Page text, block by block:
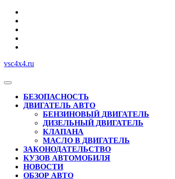
Перейти
содержимому
vsc4x4.ru
Кнопка
ОткрытьБЕЗОПАСНОСТЬ
ДВИГАТЕЛЬ АВТО
БЕНЗИНОВЫЙ ДВИГАТЕЛЬ
ДИЗЕЛЬНЫЙ ДВИГАТЕЛЬ
КЛАПАНА
МАСЛО В ДВИГАТЕЛЬ
ЗАКОНОДАТЕЛЬСТВО
КУЗОВ АВТОМОБИЛЯ
НОВОСТИ
ОБЗОР АВТО